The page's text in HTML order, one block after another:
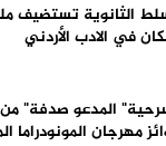
الثانوية تستضيف
في الادب الأردني
المدعو صدفة"
مهرجان المونودراما